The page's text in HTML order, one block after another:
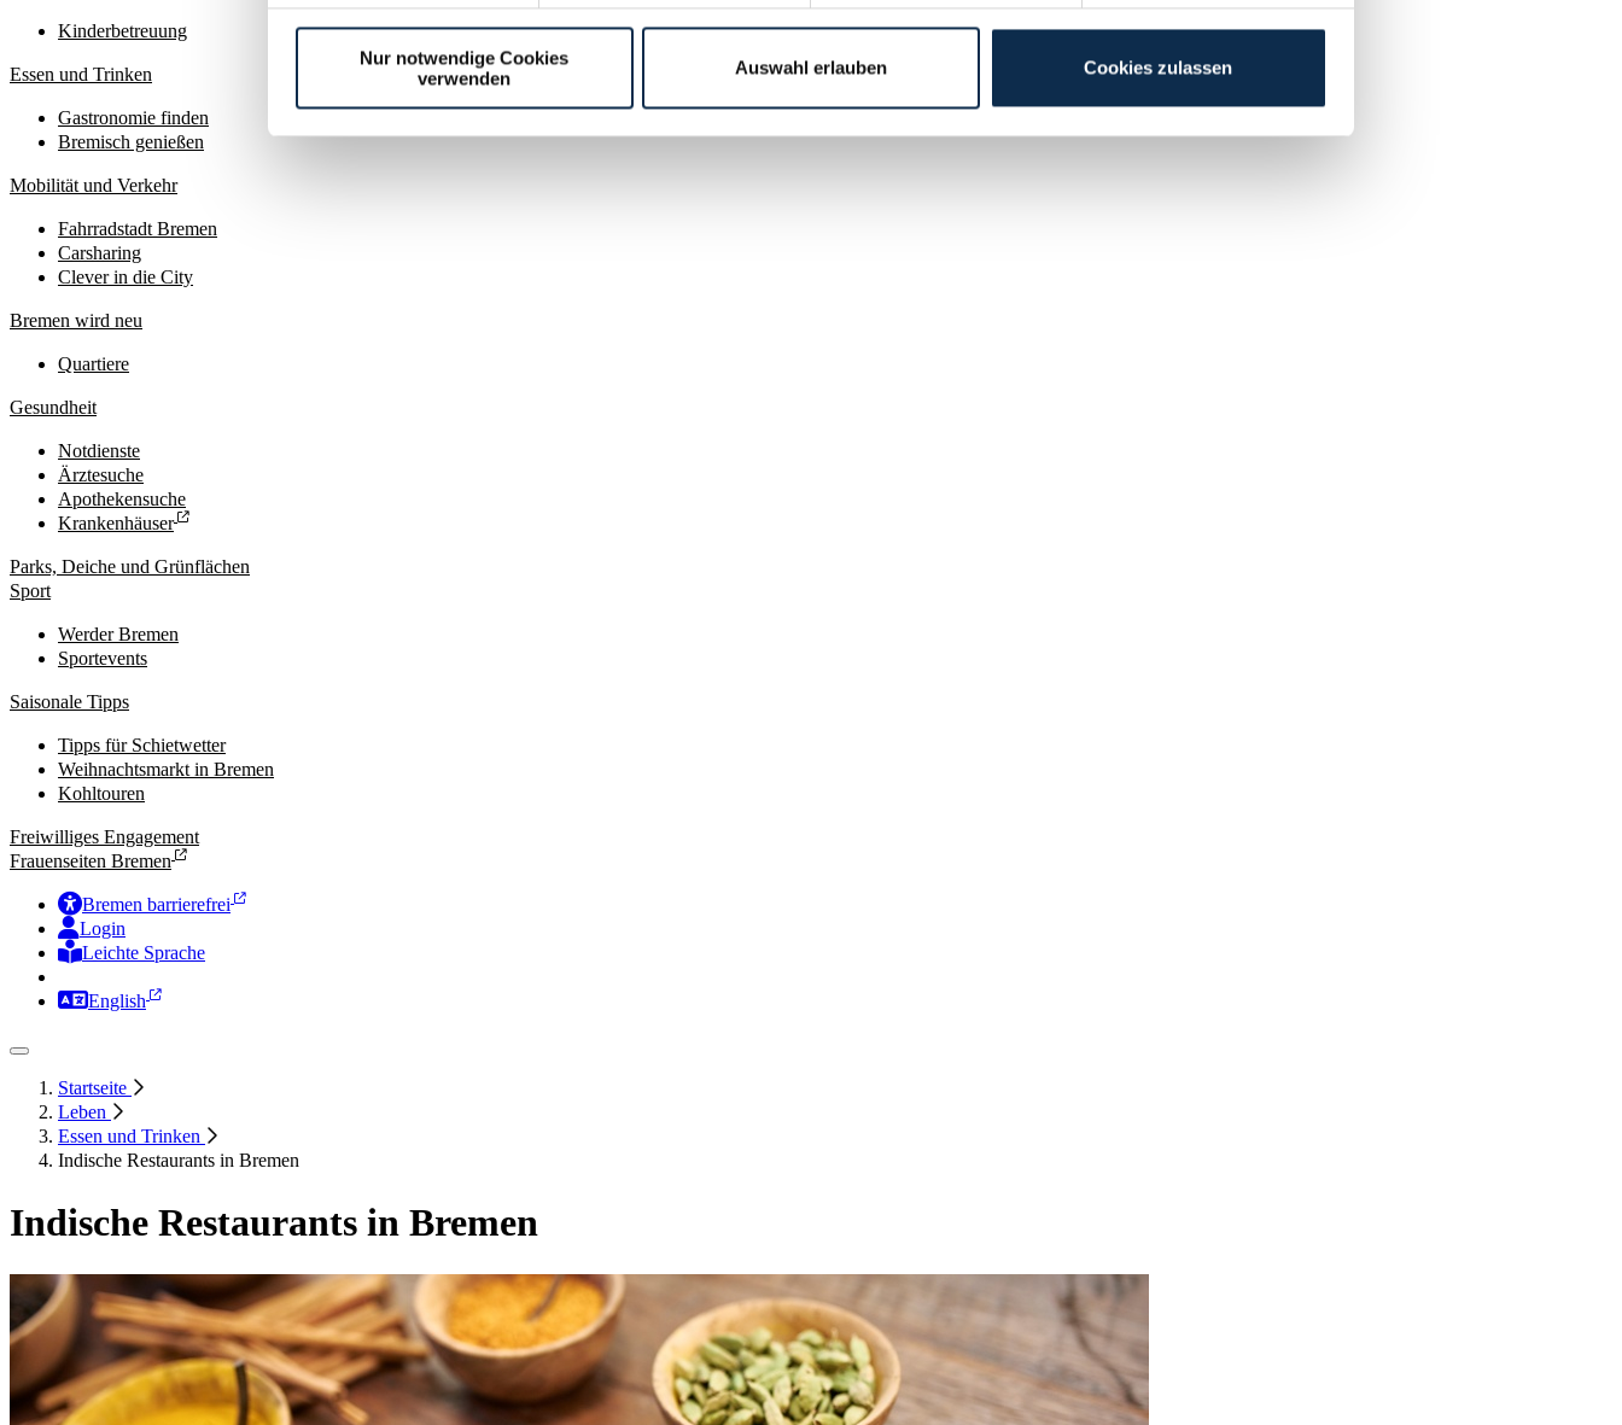
Nur notwendige Cookies
verwenden
Auswahl erlauben Cookies zulassen
Kinderbetreuung
Essen und Trinken
Gastronomie finden
Bremisch genießen
Mobilität und Verkehr
Fahrradstadt Bremen
Carsharing
Clever in die City
Bremen wird neu
Quartiere
Gesundheit
Notdienste
Ärztesuche
Apothekensuche
Krankenhäuser
Parks, Deiche und Grünflächen
Sport
Werder Bremen
Sportevents
Saisonale Tipps
Tipps für Schietwetter
Weihnachtsmarkt in Bremen
Kohltouren
Freiwilliges Engagement
Frauenseiten Bremen
Bremen barrierefrei
Login
Leichte Sprache
English
Startseite
Leben
Essen und Trinken
Indische Restaurants in Bremen
Indische Restaurants in Bremen